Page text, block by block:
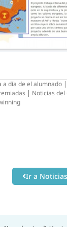
a día de el alumnado |
| Noticias del
Ir a Noticias